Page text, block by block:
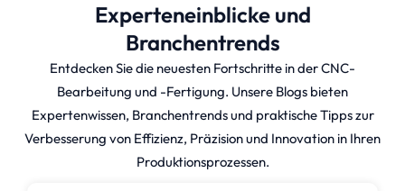
Experteneinblicke und
Branchentrends
Entdecken Sie die neuesten Fortschritte in der CNC-
Bearbeitung und -Fertigung. Unsere Blogs bieten
Expertenwissen, Branchentrends und praktische Tipps zur
Verbesserung von Effizienz, Präzision und Innovation in Ihren
Produktionsprozessen.